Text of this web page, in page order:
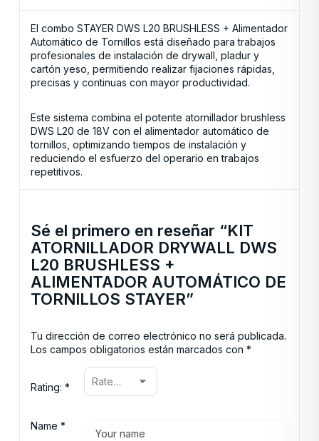
El combo STAYER DWS L20 BRUSHLESS + Alimentador
Automático de Tornillos está diseñado para trabajos
profesionales de instalación de drywall, pladur y
cartón yeso, permitiendo realizar fijaciones rápidas,
precisas y continuas con mayor productividad.
Este sistema combina el potente atornillador brushless
DWS L20 de 18V con el alimentador automático de
tornillos, optimizando tiempos de instalación y
reduciendo el esfuerzo del operario en trabajos
repetitivos.
Sé el primero en reseñar “KIT
ATORNILLADOR DRYWALL DWS
L20 BRUSHLESS +
ALIMENTADOR AUTOMÁTICO DE
TORNILLOS STAYER”
Tu dirección de correo electrónico no será publicada.
Los campos obligatorios están marcados con *
Rating: *
Name *